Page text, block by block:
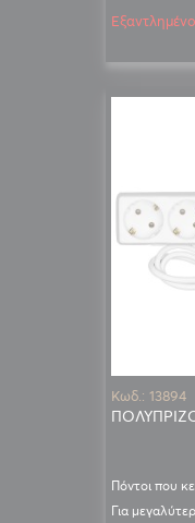
Εξαντλημένο
Κωδ.: 13894
Πόντοι που
Για